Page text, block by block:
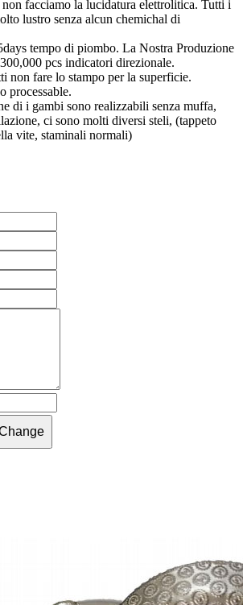
facciamo la lucidatura elettrolitica. Tutti i
lustro senza alcun chemichal di
tempo di piombo. La Nostra Produzione
pcs indicatori direzionale.
non fare lo stampo per la superficie.
processable.
di i gambi sono realizzabili senza muffa,
ci sono molti diversi steli, (tappeto
vite, staminali normali)